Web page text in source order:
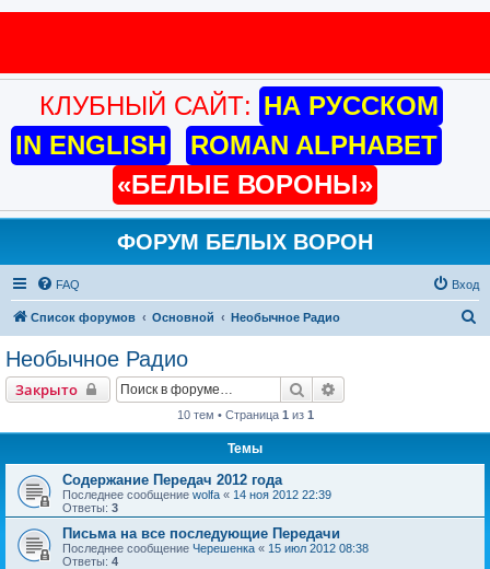
КЛУБНЫЙ САЙТ: НА РУССКОМ
IN ENGLISH
ROMAN ALPHABET
«БЕЛЫЕ ВОРОНЫ»
ФОРУМ БЕЛЫХ ВОРОН
FAQ Вход
Список форумов Основной Необычное Радио
Необычное Радио
Закрыто Поиск
10 тем • Страница 1 из 1
Темы
Содержание Передач 2012 года
Последнее сообщение wolfa « 14 ноя 2012 22:39
Ответы: 3
Письма на все последующие Передачи
Последнее сообщение Черешенка « 15 июл 2012 08:38
Ответы: 4